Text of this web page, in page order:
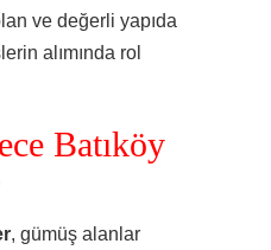
ve değerli yapıda
alımında rol
Batıköy
, gümüş alanlar